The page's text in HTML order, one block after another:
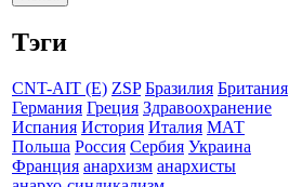
Тэги
CNT-AIT (E) ZSP Бразилия Британия
Германия Греция Здравоохранение
Испания История Италия МАТ
Польша Россия Сербия Украина
Франция анархизм анархисты